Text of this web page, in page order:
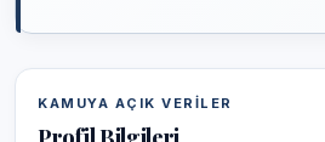
KAMUYA AÇIK VERILER